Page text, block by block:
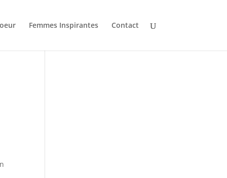
Femmes Inspirantes Contact